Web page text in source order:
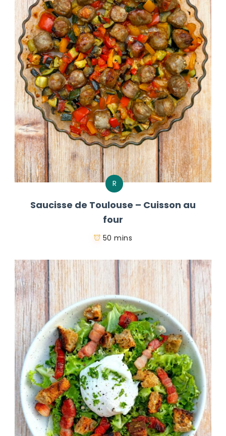
R
Saucisse de Toulouse – Cuisson au
four
50 mins